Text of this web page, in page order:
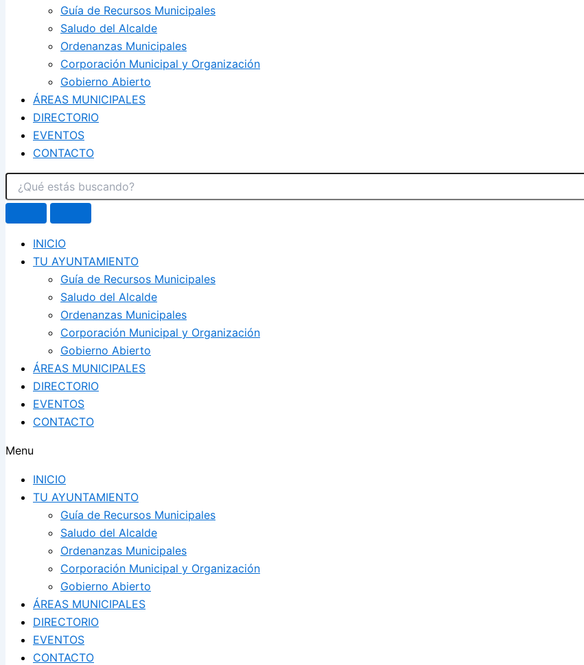
Guía de Recursos Municipales
Saludo del Alcalde
Ordenanzas Municipales
Corporación Municipal y Organización
Gobierno Abierto
ÁREAS MUNICIPALES
DIRECTORIO
EVENTOS
CONTACTO
INICIO
TU AYUNTAMIENTO
Guía de Recursos Municipales
Saludo del Alcalde
Ordenanzas Municipales
Corporación Municipal y Organización
Gobierno Abierto
ÁREAS MUNICIPALES
DIRECTORIO
EVENTOS
CONTACTO
Menu
INICIO
TU AYUNTAMIENTO
Guía de Recursos Municipales
Saludo del Alcalde
Ordenanzas Municipales
Corporación Municipal y Organización
Gobierno Abierto
ÁREAS MUNICIPALES
DIRECTORIO
EVENTOS
CONTACTO